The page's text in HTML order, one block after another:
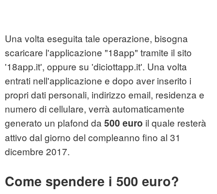
Una volta eseguita tale operazione, bisogna
scaricare l'applicazione "18app" tramite il sito
'18app.it', oppure su 'diciottapp.it'. Una volta
entrati nell'applicazione e dopo aver inserito i
propri dati personali, indirizzo email, residenza e
numero di cellulare, verrà automaticamente
generato un plafond da 500 euro il quale resterà
attivo dal giorno del compleanno fino al 31
dicembre 2017.
Come spendere i 500 euro?